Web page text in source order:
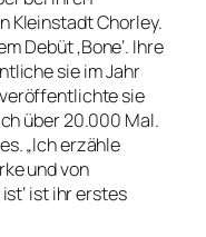
Kleinstadt Chorley.
Debüt ‚Bone‘. Ihre
sie im Jahr
sie
über 20.000 Mal.
„Ich erzähle
und von
ist ihr erstes